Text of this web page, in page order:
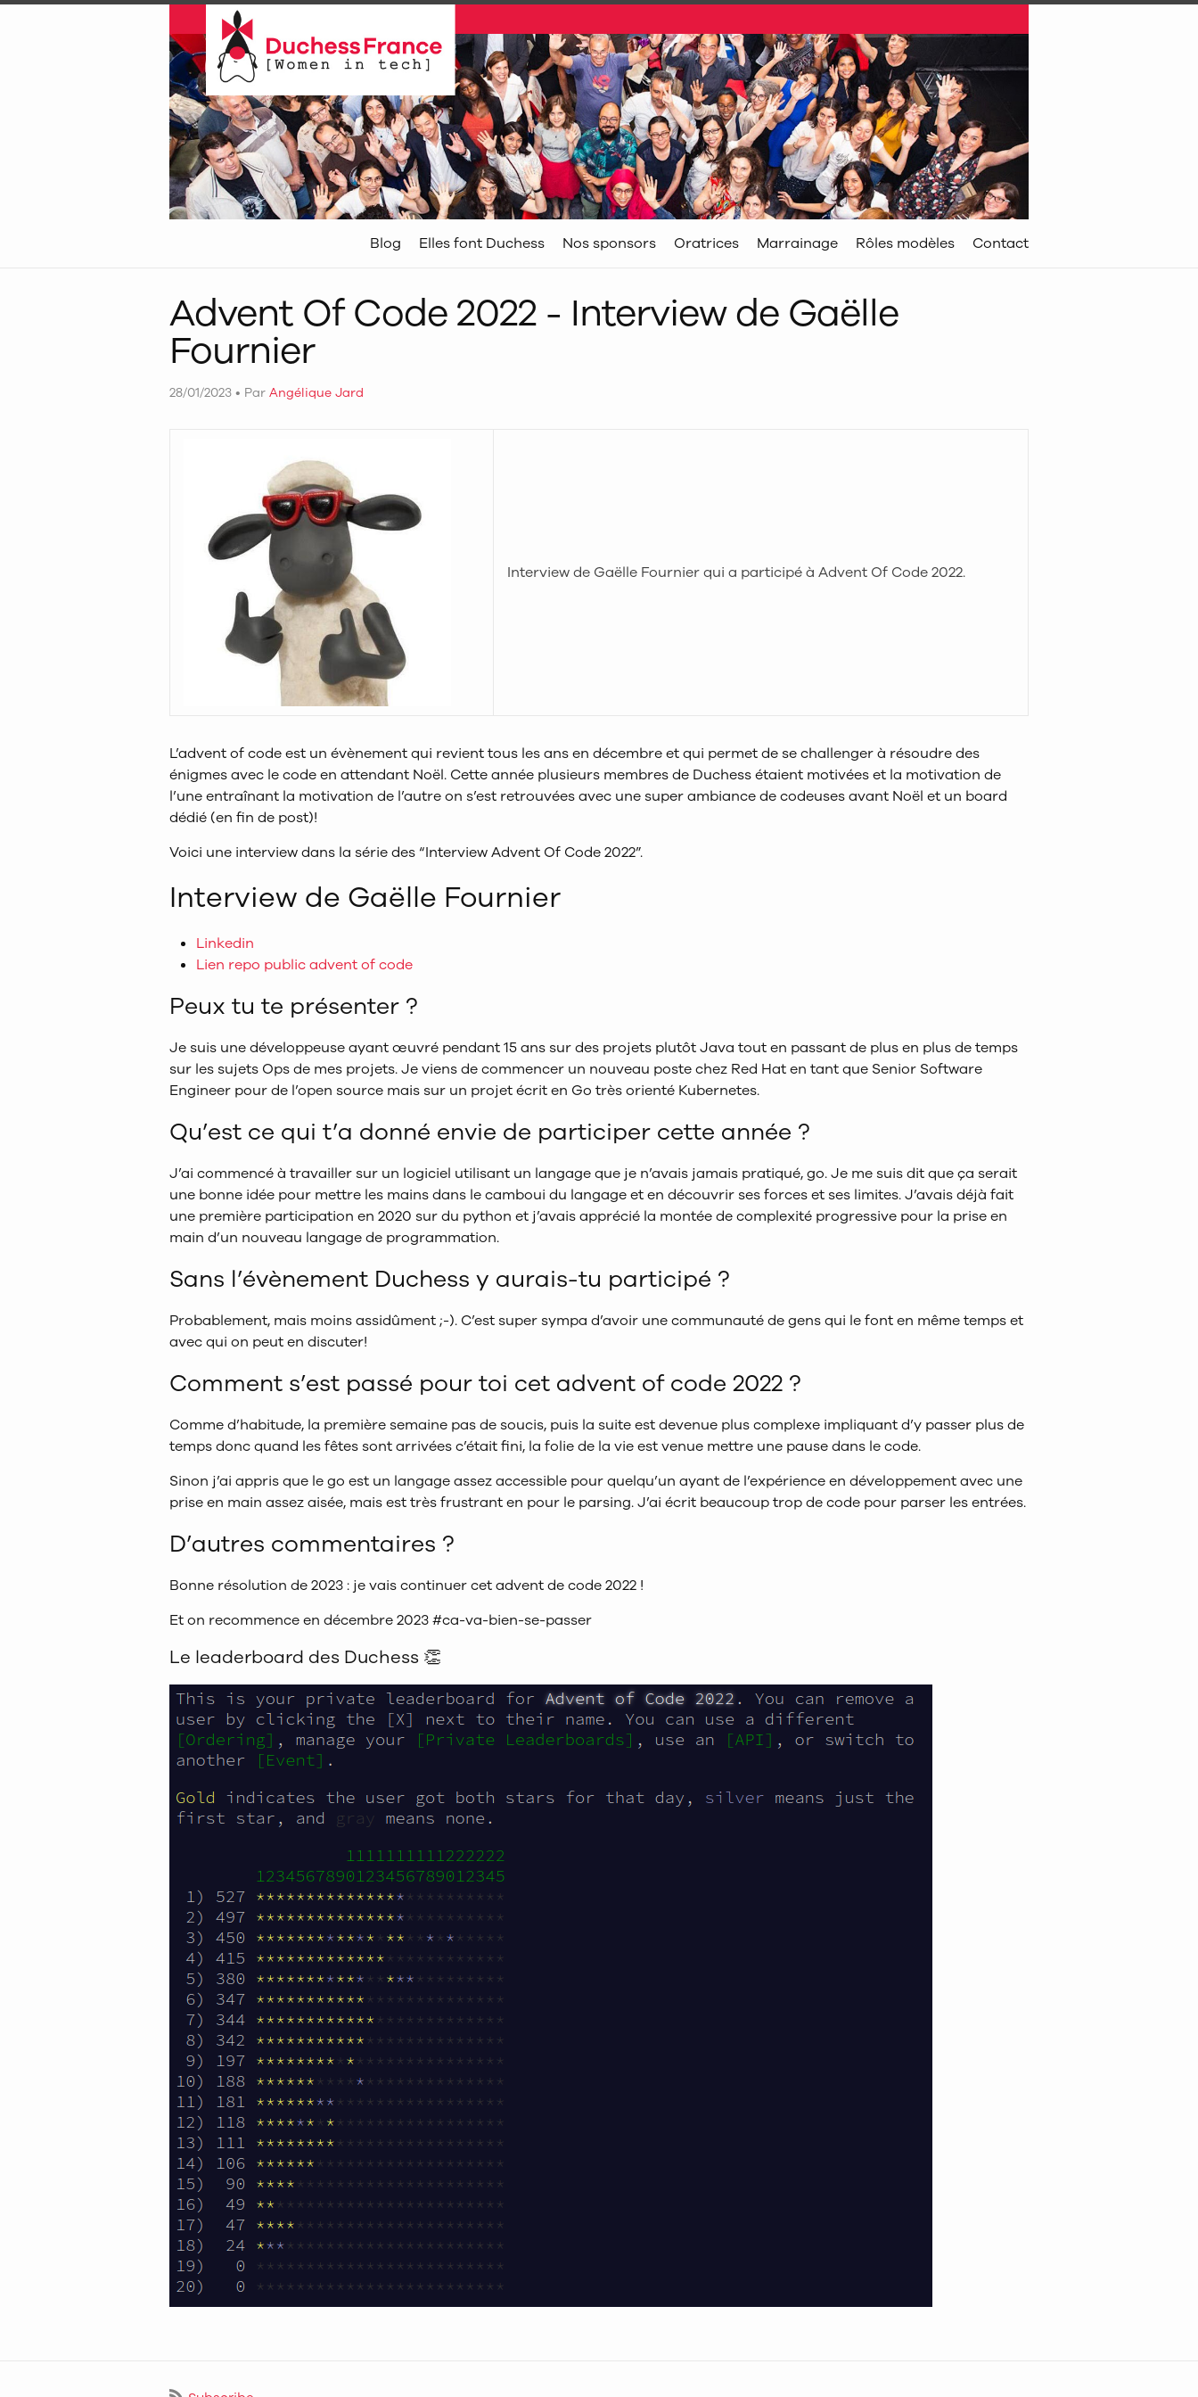
Blog Elles font Duchess Nos sponsors Oratrices Marrainage Rôles modèles Contact
Advent Of Code 2022 - Interview de Gaëlle
Fournier
28/01/2023 • Par Angélique Jard
Interview de Gaëlle Fournier qui a participé à Advent Of Code 2022.
L’advent of code est un évènement qui revient tous les ans en décembre et qui permet de se challenger à résoudre des
énigmes avec le code en attendant Noël. Cette année plusieurs membres de Duchess étaient motivées et la motivation de
l’une entraînant la motivation de l’autre on s’est retrouvées avec une super ambiance de codeuses avant Noël et un board
dédié (en fin de post)!
Voici une interview dans la série des “Interview Advent Of Code 2022”.
Interview de Gaëlle Fournier
Linkedin
Lien repo public advent of code
Peux tu te présenter ?
Je suis une développeuse ayant œuvré pendant 15 ans sur des projets plutôt Java tout en passant de plus en plus de temps
sur les sujets Ops de mes projets. Je viens de commencer un nouveau poste chez Red Hat en tant que Senior Software
Engineer pour de l’open source mais sur un projet écrit en Go très orienté Kubernetes.
Qu’est ce qui t’a donné envie de participer cette année ?
J’ai commencé à travailler sur un logiciel utilisant un langage que je n’avais jamais pratiqué, go. Je me suis dit que ça serait
une bonne idée pour mettre les mains dans le camboui du langage et en découvrir ses forces et ses limites. J’avais déjà fait
une première participation en 2020 sur du python et j’avais apprécié la montée de complexité progressive pour la prise en
main d’un nouveau langage de programmation.
Sans l’évènement Duchess y aurais-tu participé ?
Probablement, mais moins assidûment ;-). C’est super sympa d’avoir une communauté de gens qui le font en même temps et
avec qui on peut en discuter!
Comment s’est passé pour toi cet advent of code 2022 ?
Comme d’habitude, la première semaine pas de soucis, puis la suite est devenue plus complexe impliquant d’y passer plus de
temps donc quand les fêtes sont arrivées c’était fini, la folie de la vie est venue mettre une pause dans le code.
Sinon j’ai appris que le go est un langage assez accessible pour quelqu’un ayant de l’expérience en développement avec une
prise en main assez aisée, mais est très frustrant en pour le parsing. J’ai écrit beaucoup trop de code pour parser les entrées.
D’autres commentaires ?
Bonne résolution de 2023 : je vais continuer cet advent de code 2022 !
Et on recommence en décembre 2023 #ca-va-bien-se-passer
Le leaderboard des Duchess 👏